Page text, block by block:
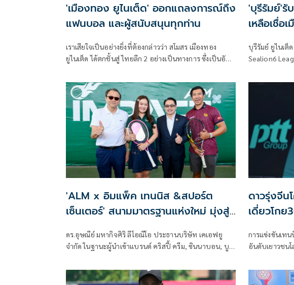
'เมืองทอง ยูไนเต็ด' ออกแถลงการณ์ถึง
แฟนบอล และผู้สนับสนุนทุกท่าน
เราเสียใจเป็นอย่างยิ่งที่ต้องกล่าวว่า สโมสร เมืองทอง
ยูไนเต็ด ได้ตกชั้นสู่ ไทยลีก 2 อย่างเป็นทางการ ซึ่งเป็นอัน
ต้นเป็นเวลากว่า 19 ปี ฤดูกาลนี้นับเป็นปีที่ยากลำบาก
สำหรับเรา ไม่ว่าจะเป็นความพร้อมของทีม การ
เปลี่ยนแปลงของทีมเกิดขึ้นตลอดทั้งฤดูกาล โดยทุกคนที่
เกี่ยวข้องในสโมสรได้สู้อย่างเต็มที่ตลอดทุกนัดในฤดูกาลนี้
ซึ่งท้ายที่สุดเราไม่สามารถบรรลุภารกิจในนัดสุดท้ายของ
ฤดูกาล
'บุรีรัมย์'รั
เหลือเชื่อ
นครราช
บุรีรัมย์ ยูไนเต็
Sealion6
Champions
'ALM x อิมแพ็ค เทนนิส &สปอร์ต
เซ็นเตอร์' สนามมาตรฐานแห่งใหม่ มุ่งสู่
ดร.อุษณีย์ มหากิจศิริ ลีโอณีโอ ประธานบริษัท เคเอฟยู
จำกัด ในฐานะผู้นำเข้าแบรนด์ คริสปี้ ครีม, ซินนาบอน, บูล
แอลเอ็ม เอ็กซ์ อิมแพ็ค เทนนิส แอนด์ สปอร์ต เซ็นเตอร์
(ALM x Impact Tennis & Sport Center) สนามเทนนิส
ดาวรุ่งจี
เดี่ยวโก
การแข่งขันเท
อันดับเยาวชน
เมืองทองธานี
สุดท้าย โดย น